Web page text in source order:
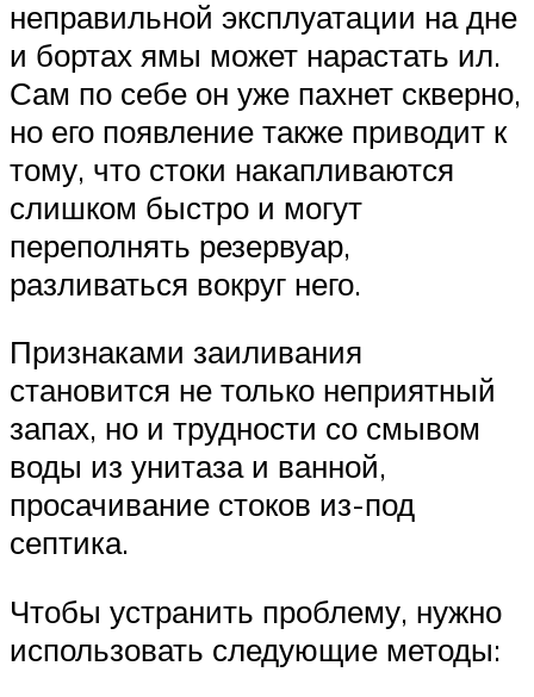
неправильной эксплуатации на дне
и бортах ямы может нарастать ил.
Сам по себе он уже пахнет скверно,
но его появление также приводит к
тому, что стоки накапливаются
слишком быстро и могут
переполнять резервуар,
разливаться вокруг него.
Признаками заиливания
становится не только неприятный
запах, но и трудности со смывом
воды из унитаза и ванной,
просачивание стоков из-под
септика.
Чтобы устранить проблему, нужно
использовать следующие методы: